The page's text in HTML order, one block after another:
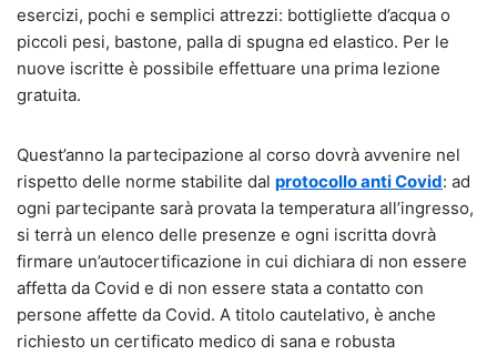
esercizi, pochi e semplici attrezzi: bottigliette d’acqua o
piccoli pesi, bastone, palla di spugna ed elastico. Per le
nuove iscritte è possibile effettuare una prima lezione
gratuita.
Quest’anno la partecipazione al corso dovrà avvenire nel
rispetto delle norme stabilite dal protocollo anti Covid: ad
ogni partecipante sarà provata la temperatura all’ingresso,
si terrà un elenco delle presenze e ogni iscritta dovrà
firmare un’autocertificazione in cui dichiara di non essere
affetta da Covid e di non essere stata a contatto con
persone affette da Covid. A titolo cautelativo, è anche
richiesto un certificato medico di sana e robusta